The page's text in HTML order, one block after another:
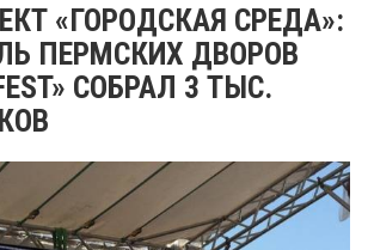
«ГОРОДСКАЯ СРЕДА»:
ПЕРМСКИХ ДВОРОВ
СОБРАЛ 3 ТЫС.